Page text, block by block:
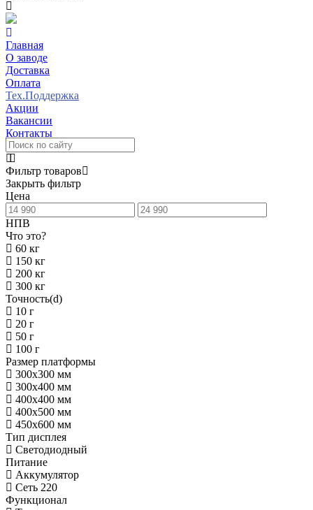
Главная
О заводе
Доставка
Оплата
Тех.Поддержка
Акции
Вакансии
Контакты
Фильтр товаров
Закрыть фильтр
Цена
НПВ
Что это?
60 кг
150 кг
200 кг
300 кг
Точность(d)
10 г
20 г
50 г
100 г
Размер платформы
300х300 мм
300х400 мм
400х400 мм
400х500 мм
450х600 мм
Тип дисплея
Светодиодный
Питание
Аккумулятор
Сеть 220
Функционал